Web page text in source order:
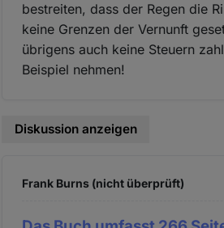
bestreiten, dass der Regen die
keine Grenzen der Vernunft
übrigens auch keine Steuern
Beispiel nehmen!
Diskussion anzeigen
Frank Burns (nicht überprüft)